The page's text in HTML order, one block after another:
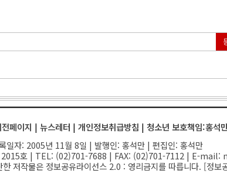
페이지 | 뉴스레터 | 개인정보취급방침 | 청소년 보호책임:홍석
일자: 2005년 11월 8일 | 발행인: 홍석만 | 편집인: 홍석만
호 | TEL: (02)701-7688 | FAX: (02)701-7112 | E-mail:
저작물은 정보공유라이선스 2.0 : 영리금지를 따릅니다. [정보